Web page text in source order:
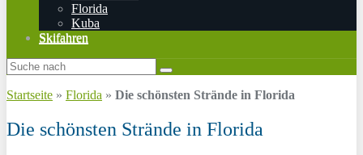
Florida
Kuba
Skifahren
Startseite » Florida » Die schönsten Strände in Florida
Die schönsten Strände in Florida